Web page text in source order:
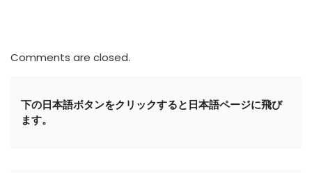
Comments are closed.
下の日本語ボタンをクリックすると日本語ページに飛び
ます。